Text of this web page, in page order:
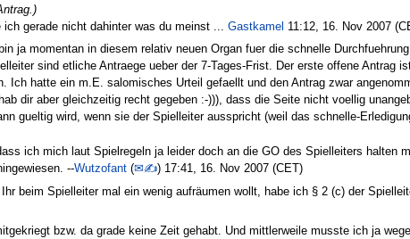
gerade nicht dahinter was du meinst ... Gastkamel 11:12, 16. Nov 2007
ja momentan in diesem relativ neuen Organ fuer die schnelle
sind etliche Antraege ueber der 7-Tages-Frist. Der erste offene
Ich hatte ein m.E. salomisches Urteil gefaellt und den Antrag zwar
dir aber gleichzeitig recht gegeben :-))), dass die Seite nicht voellig
gueltig wird, wenn sie der Spielleiter ausspricht (weil das schnelle-
ich mich laut Spielregeln ja leider doch an die GO des Spielleiters
--Wutzofant (✉✍) 17:41, 16. Nov 2007 (CET)
beim Spielleiter mal ein wenig aufräumen wollt, habe ich § 2 (c) der
bzw. da grade keine Zeit gehabt. Und mittlerweile musste ich ja